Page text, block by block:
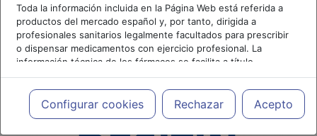
Toda la información incluida en la Página Web está referida a
productos del mercado español y, por tanto, dirigida a
profesionales sanitarios legalmente facultados para prescribir
o dispensar medicamentos con ejercicio profesional. La
información técnica de los fármacos se facilita a título
meramente informativo, siendo responsabilidad de los
profesionales facultados prescribir medicamentos y decidir, en
cada caso concreto, el tratamiento más adecuado a las
necesidades del paciente.
Configurar cookies Rechazar Acepto